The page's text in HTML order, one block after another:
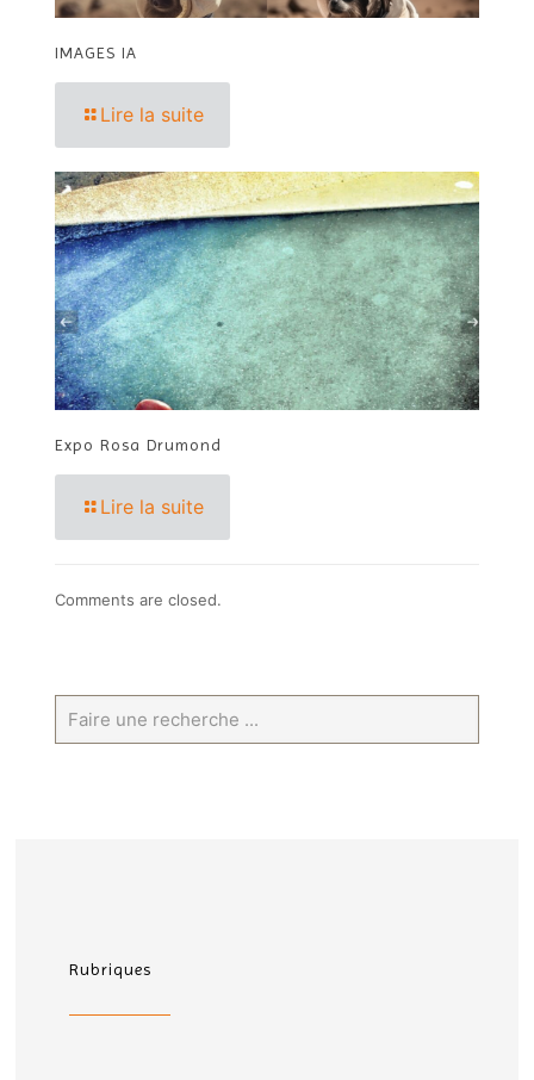
IMAGES IA
Lire la suite
Expo Rosa Drumond
Lire la suite
Comments are closed.
Rubriques